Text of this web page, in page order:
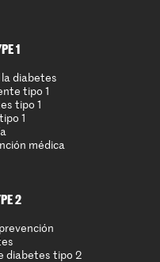
1
diabetes
tipo 1
tipo 1
1
médica
2
diabetes tipo 2